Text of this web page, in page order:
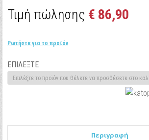
Τιμή πώλησης € 86,90
Ρωτήστε για το προϊόν
ΕΠΙΛΕΞΤΕ
Περιγραφή